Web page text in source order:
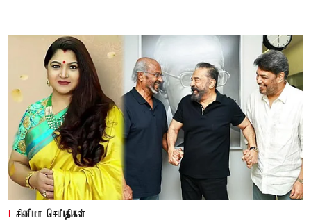
சினிமா செய்திகள்